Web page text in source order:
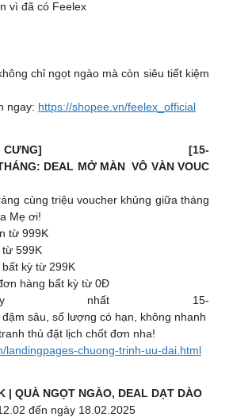
vì đã có Feelex
chỉ ngọt ngào mà còn siêu tiết kiệm
ngay: https://shopee.vn/feelex_official
CƯNG] [15-
DEAL MỞ MÀN VÔ VÀN VOUC
cùng triệu voucher khủng giữa tháng
Mẹ ơi!
từ 999K
từ 599K
bất kỳ từ 299K
hàng bất kỳ từ 0Đ
nhất 15-
sâu, số lượng có hạn, không nhanh
thủ đặt lịch chốt đơn nha!
landingpages-chuong-trinh-uu-dai.html
| QUÀ NGỌT NGÀO, DEAL DẠT DÀO
đến ngày 18.02.2025